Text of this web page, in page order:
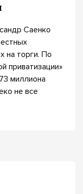
Саенко
на торги. По
приватизации»
миллиона
не все